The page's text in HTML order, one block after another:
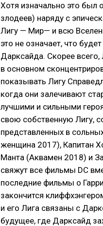
Хотя изначально это был
злодеев) наряду с
Лигу — Мир— и всю
это не означает, что
Дарксайда. Скорее
в основном
показывать Лигу
когда они залечивают
лучшими и сильными
свою собственную Лигу,
представленных в
женщина 2017), Капитан
Манта (Аквамен 2018) и
свяжут все фильмы DC
последние фильмы о
закончится
и его Лига связаны с
будущее, где Дарксайд